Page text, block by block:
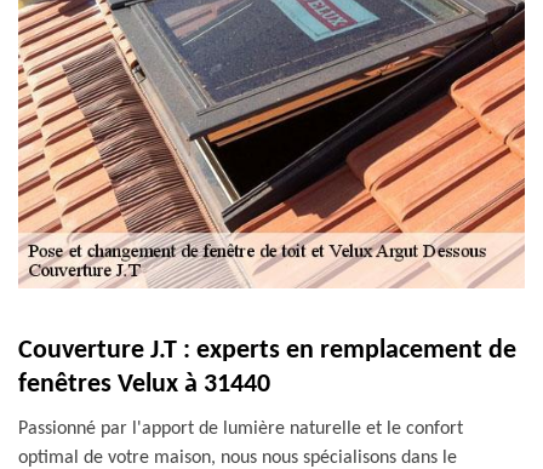
Couverture J.T : experts en remplacement de
fenêtres Velux à 31440
Passionné par l'apport de lumière naturelle et le confort
optimal de votre maison, nous nous spécialisons dans le